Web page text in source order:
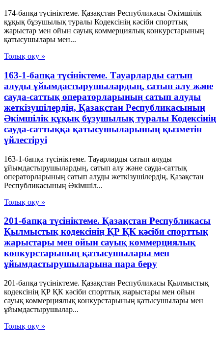
174-бапқа түсініктеме. Қазақстан Республикасы Әкімшілік
құқық бұзушылық туралы Кодексінің кәсіби спорттық
жарыстар мен ойын сауық коммерциялық конкурстарының
қатысушылары мен...
Толық оқу »
163-1-бапқа түсініктеме. Тауарларды сатып
алуды ұйымдастырушылардың, сатып алу және
сауда-саттық операторларының сатып алуды
жеткізушілердің, Қазақстан Республикасының
Әкімшілік құқық бұзушылық туралы Кодексінің
сауда-саттыққа қатысушыларының қызметін
үйлестіруі
163-1-бапқа түсініктеме. Тауарларды сатып алуды
ұйымдастырушылардың, сатып алу және сауда-саттық
операторларының сатып алуды жеткізушілердің, Қазақстан
Республикасының Әкімшіл...
Толық оқу »
201-бапқа түсініктеме. Қазақстан Республикасы
Қылмыстық кодексінің ҚР ҚК кәсіби спорттық
жарыстары мен ойын сауық коммерциялық
конкурстарының қатысушылары мен
ұйымдастырушыларына пара беру
201-бапқа түсініктеме. Қазақстан Республикасы Қылмыстық
кодексінің ҚР ҚК кәсіби спорттық жарыстары мен ойын
сауық коммерциялық конкурстарының қатысушылары мен
ұйымдастырушылар...
Толық оқу »